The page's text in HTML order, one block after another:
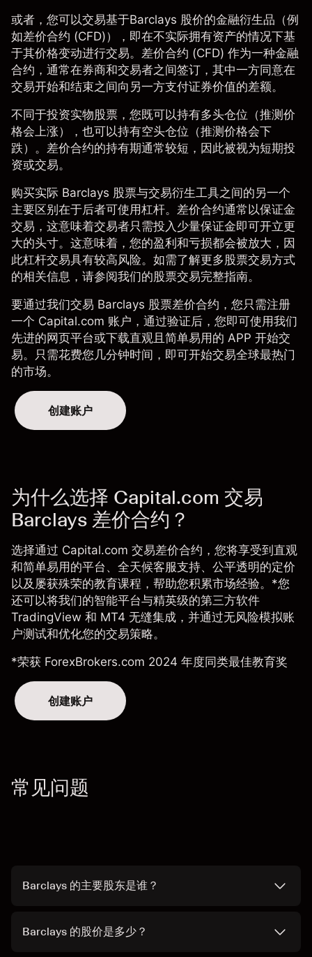
或者，您可以交易基于Barclays 股价的金融衍生品（例
如差价合约 (CFD)），即在不实际拥有资产的情况下基
于其价格变动进行交易。差价合约 (CFD) 作为一种金融
合约，通常在券商和交易者之间签订，其中一方同意在
交易开始和结束之间向另一方支付证券价值的差额。
不同于投资实物股票，您既可以持有多头仓位（推测价
格会上涨），也可以持有空头仓位（推测价格会下
跌）。差价合约的持有期通常较短，因此被视为短期投
资或交易。
购买实际 Barclays 股票与交易衍生工具之间的另一个
主要区别在于后者可使用杠杆。差价合约通常以保证金
交易 ，这意味着交易者只需投入少量保证金即可开立更
大的头寸。这意味着，您的盈利和亏损都会被放大，因
此杠杆交易具有较高风险。如需了解更多股票交易方式
的相关信息，请参阅我们的股票交易完整指南。
要通过我们交易 Barclays 股票差价合约，您只需注册
一个 Capital.com 账户，通过验证后，您即可使用我们
先进的网页平台或下载直观且 简单易用的 APP 开始交
易。只需花费您几分钟时间，即可开始交易全球最热门
的市场。
创建账户
为什么选择 Capital.com 交易
Barclays 差价合约？
选择通过 Capital.com 交易差价合约，您将享受到直观
和简单易用的平台、全天候客服支持、公平透明的定价
以及屡获殊荣的教育课程，帮助您积累市场经验。*您
还可以将我们的智能平台与精英级的第三方软件
TradingView 和 MT4 无缝集成，并通过无风险模拟账
户测试和优化您的交易策略。
*荣获 ForexBrokers.com 2024 年度同类最佳教育奖
创建账户
常见问题
Barclays 的主要股东是谁？
Barclays 的股价是多少？